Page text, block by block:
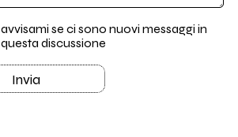
avvisami se ci sono nuovi messaggi in
questa discussione
Invia